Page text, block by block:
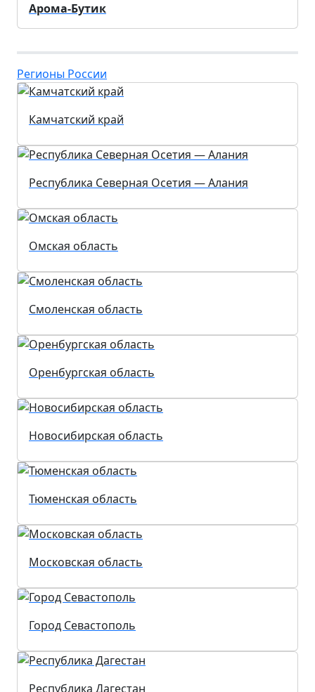
Арома-Бутик
Регионы России
Камчатский край
Республика Северная Осетия — Алания
Омская область
Смоленская область
Оренбургская область
Новосибирская область
Тюменская область
Московская область
Город Севастополь
Республика Дагестан